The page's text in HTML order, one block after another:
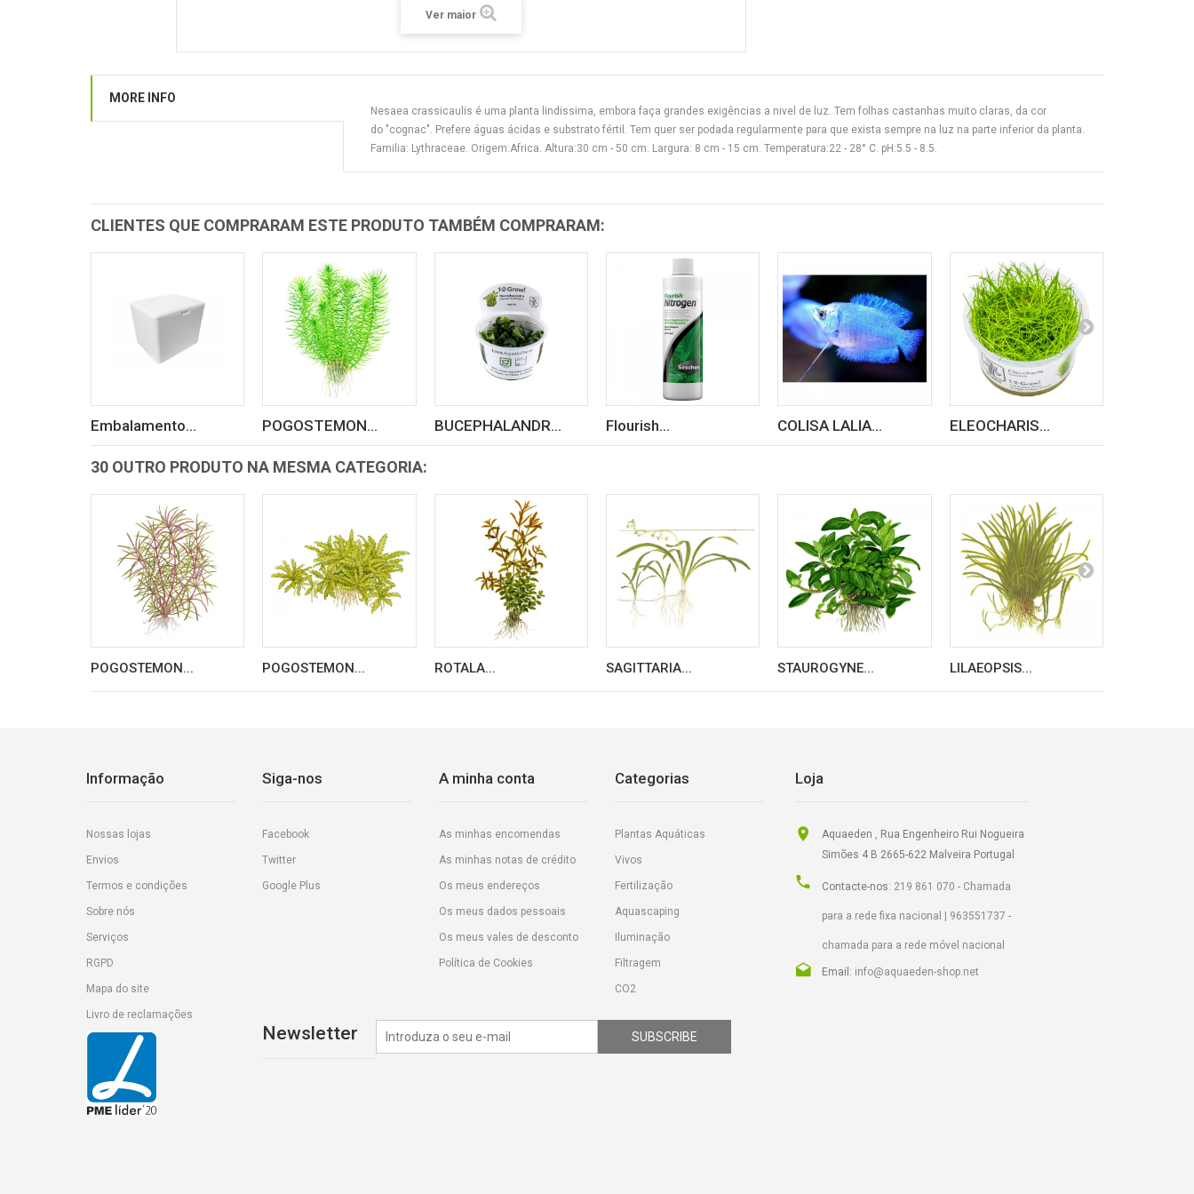
Ver maior
MORE INFO
Nesaea crassicaulis é uma planta lindissima, embora faça grandes exigências a nivel de luz. Tem folhas castanhas muito claras, da cor
do "cognac". Prefere águas ácidas e substrato fértil. Tem quer ser podada regularmente para que exista sempre na luz na parte inferior da planta.
Familia: Lythraceae. Origem:Africa. Altura:30 cm - 50 cm. Largura: 8 cm - 15 cm. Temperatura:22 - 28° C. pH:5.5 - 8.5.
CLIENTES QUE COMPRARAM ESTE PRODUTO TAMBÉM COMPRARAM:
Embalamento... POGOSTEMON... BUCEPHALANDR... Flourish... COLISA LALIA... ELEOCHARIS...
30 OUTRO PRODUTO NA MESMA CATEGORIA:
POGOSTEMON... POGOSTEMON... ROTALA... SAGITTARIA... STAUROGYNE... LILAEOPSIS...
Informação
Nossas lojas
Envios
Termos e condições
Sobre nós
Serviços
RGPD
Mapa do site
Livro de reclamações
Siga-nos
Facebook
Twitter
Google Plus
A minha conta
As minhas encomendas
As minhas notas de crédito
Os meus endereços
Os meus dados pessoais
Os meus vales de desconto
Política de Cookies
Categorias
Plantas Aquáticas
Vivos
Fertilização
Aquascaping
Iluminação
Filtragem
CO2
Loja
Aquaeden , Rua Engenheiro Rui Nogueira
Simões 4 B 2665-622 Malveira Portugal
Contacte-nos: 219 861 070 - Chamada
para a rede fixa nacional | 963551737 -
chamada para a rede móvel nacional
Email: info@aquaeden-shop.net
Newsletter SUBSCRIBE